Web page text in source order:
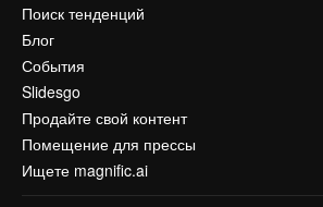
Поиск тенденций
Блог
События
Slidesgo
Продайте свой контент
Помещение для прессы
Ищете magnific.ai